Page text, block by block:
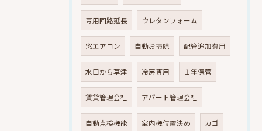
専用回路延長 ウレタンフォーム
窓エアコン 自動お掃除 配管追加費用
水口から草津 冷房専用 １年保管
賃貸管理会社 アパート管理会社
自動点検機能 室内機位置決め カゴ